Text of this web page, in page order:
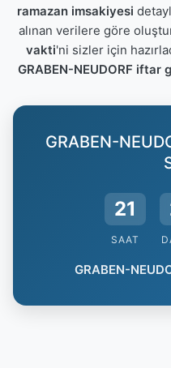
ramazan imsakiyesi
alınan verilere göre
vakti'ni sizler için
GRABEN-NEUDORF iftar
GRABEN-
21
SAAT
GRABEN-